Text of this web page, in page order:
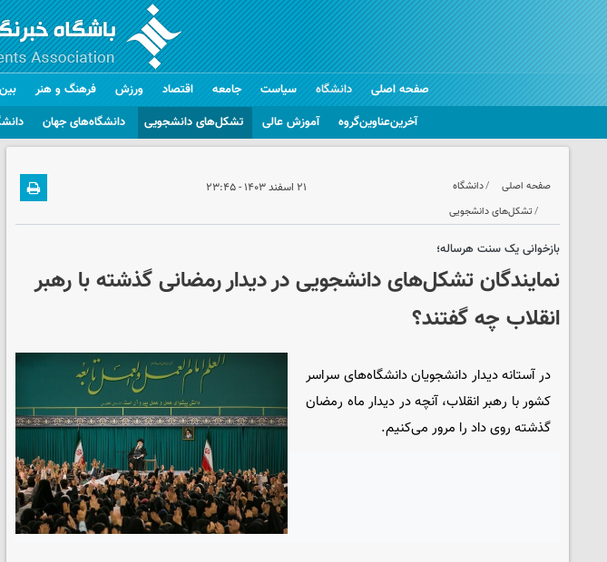
صفحه اصلی
دانشگاه
آخرین‌عناوین‌گروه
آموزش عالی تشکل‌های دانشجویی دانشگاه‌های جهان
سیاست جامعه اقتصاد ورزش فرهنگ و هنر
صفحه اصلی
دانشگاه
تشکل‌های دانشجویی
۲۱ اسفند ۱۴۰۳ - ۲۳:۴۵
بازخوانی یک سنت هرساله؛
نمایندگان تشکل‌های دانشجویی در دیدار رمضانی گذشته با رهبر
انقلاب چه گفتند؟
در آستانه دیدار دانشجویان دانشگاه‌های سراسر
کشور با رهبر انقلاب، آنچه در دیدار ماه رمضان
گذشته روی داد را مرور می‌کنیم.